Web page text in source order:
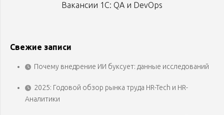
Вакансии 1С: QA и DevOps
Свежие записи
Почему внедрение ИИ буксует: данные исследований
2025: Годовой обзор рынка труда HR-Tech и HR-
Аналитики